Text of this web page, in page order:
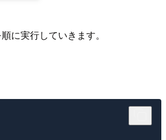
に実行していきます。